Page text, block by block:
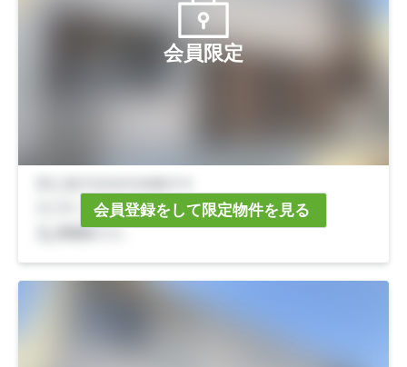
会員限定
会員登録をして限定物件を見る